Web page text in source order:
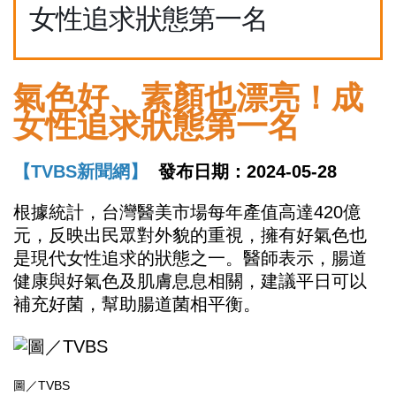
女性追求狀態第一名
氣色好、素顏也漂亮！成
女性追求狀態第一名
【TVBS新聞網】 發布日期：2024-05-28
根據統計，台灣醫美市場每年產值高達420億
元，反映出民眾對外貌的重視，擁有好氣色也
是現代女性追求的狀態之一。醫師表示，腸道
健康與好氣色及肌膚息息相關，建議平日可以
補充好菌，幫助腸道菌相平衡。
圖／TVBS